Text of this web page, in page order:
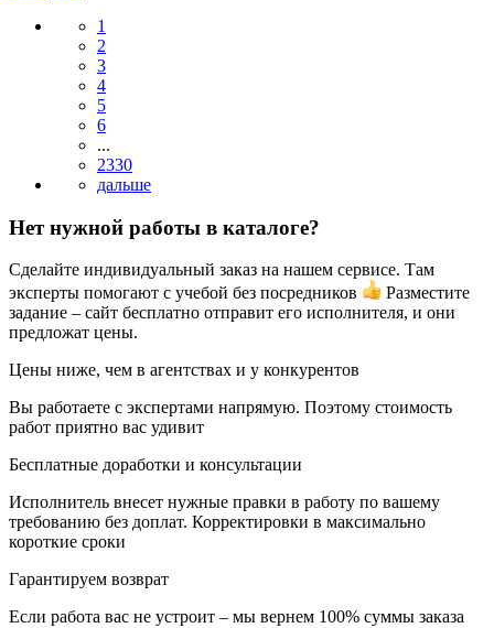
1
2
3
4
5
6
...
2330
Нет нужной работы в каталоге?
Сделайте индивидуальный заказ на нашем сервисе. Там
эксперты помогают с учебой без посредников
Разместите
задание – сайт бесплатно отправит его исполнителя, и они
предложат цены.
Цены ниже, чем в агентствах и у конкурентов
Вы работаете с экспертами напрямую. Поэтому стоимость
работ приятно вас удивит
Бесплатные доработки и консультации
Исполнитель внесет нужные правки в работу по вашему
требованию без доплат. Корректировки в максимально
короткие сроки
Гарантируем возврат
Если работа вас не устроит – мы вернем 100% суммы заказа